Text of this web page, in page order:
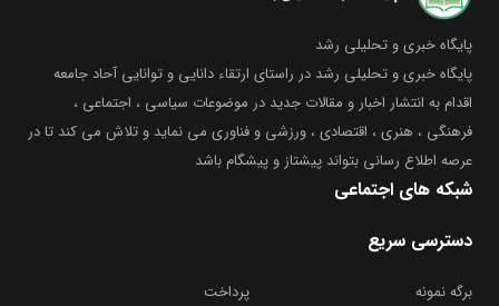
پایگاه خبری و تحلیلی رشد
پایگاه خبری و تحلیلی رشد در راستای ارتقاء دانایی و توانایی آحاد جامعه
اقدام به انتشار اخبار و مقالات جدید در موضوعات سیاسی ، اجتماعی ،
فرهنگی ، هنری ، اقتصادی ، ورزشی و فناوری می نماید و تلاش می کند تا در
عرصه اطلاع رسانی بتواند پیشتاز و پیشگام باشد
شبکه های اجتماعی
دسترسی سریع
برگه نمونه
پرداخت